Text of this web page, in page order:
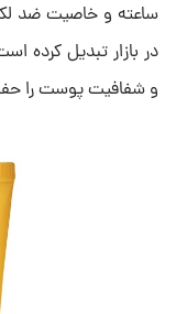
ساعته و خاصیت ضد
در بازار تبدیل کرده
و شفافیت پوست را